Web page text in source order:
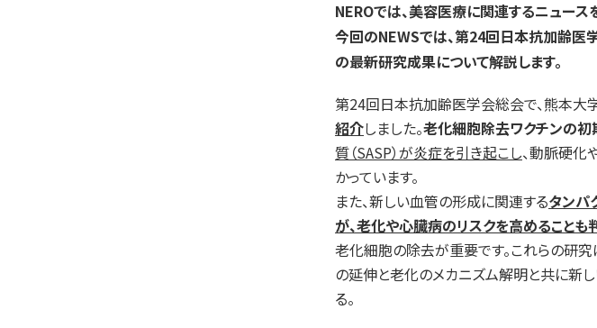
NEROでは、美容医療に関連するニュース
今回のNEWSでは、第24回日本抗加齢医
の最新研究成果について解説します。
第24回日本抗加齢医学会総会で、熊本大
紹介しました。老化細胞除去ワクチンの
質（SASP）が炎症を引き起こし、動脈硬化
かっています。
また、新しい血管の形成に関連するタンパ
が、老化や心臓病のリスクを高めることも
老化細胞の除去が重要です。これらの研
の延伸と老化のメカニズム解明と共に新
る。